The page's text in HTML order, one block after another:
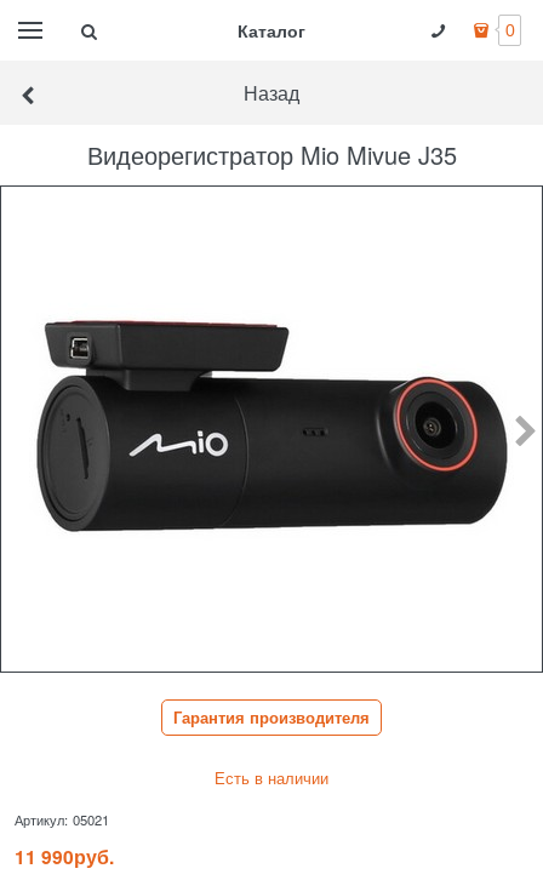
Каталог 0
Назад
Видеорегистратор Mio Mivue J35
Гарантия производителя
Есть в наличии
Артикул: 05021
11 990руб.